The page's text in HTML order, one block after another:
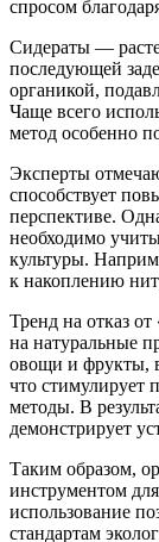
спросом
Сидераты —
последующей
органикой,
Чаще всего
метод особенно
Эксперты
способствует
перспективе.
необходимо
культуры.
к накоплению
Тренд на отказ
на натуральные
овощи и фрукты,
что стимулирует
методы. В
демонстрирует
Таким образом,
инструментом
использование
стандартам